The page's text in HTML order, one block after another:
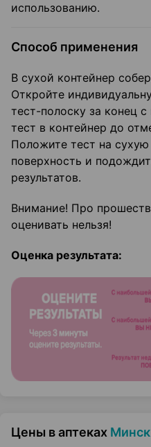
использованию.
Способ применения
В сухой контейнер
Откройте
тест-полоску за конец
тест в контейнер до
Положите тест на сухую
поверхность и
результатов.
Внимание! Про
оценивать нельзя!
Оценка результата:
Цены в аптеках Минск